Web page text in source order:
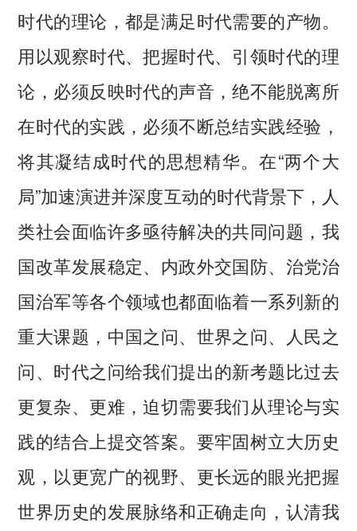
时代的理论，都是满足时代需要的产物。
用以观察时代、把握时代、引领时代的理
论，必须反映时代的声音，绝不能脱离所
在时代的实践，必须不断总结实践经验，
将其凝结成时代的思想精华。在“两个大
局”加速演进并深度互动的时代背景下，人
类社会面临许多亟待解决的共同问题，我
国改革发展稳定、内政外交国防、治党治
国治军等各个领域也都面临着一系列新的
重大课题，中国之问、世界之问、人民之
问、时代之问给我们提出的新考题比过去
更复杂、更难，迫切需要我们从理论与实
践的结合上提交答案。要牢固树立大历史
观，以更宽广的视野、更长远的眼光把握
世界历史的发展脉络和正确走向，认清我